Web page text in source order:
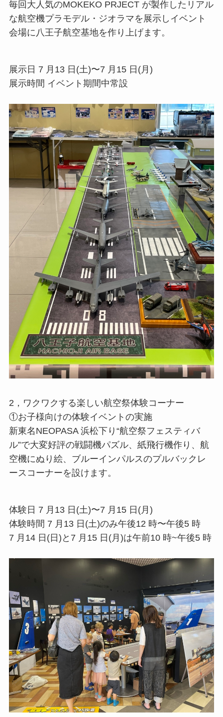
毎回⼤⼈気のMOKEKO PRJECT が製作したリアル
な航空機プラモデル・ジオラマを展⽰しイベント
会場に⼋王⼦航空基地を作り上げます。
展⽰⽇ 7 ⽉13 ⽇(⼟)〜7 ⽉15 ⽇(⽉)
展⽰時間 イベント期間中常設
2，ワクワクする楽しい航空祭体験コーナー
①お⼦様向けの体験イベントの実施
新東名NEOPASA 浜松下り“航空祭フェスティバ
ル”で⼤変好評の戦闘機パズル、紙⾶⾏機作り、航
空機にぬり絵、ブルーインパルスのプルバックレ
ースコーナーを設けます。
体験⽇ 7 ⽉13 ⽇(⼟)〜7 ⽉15 ⽇(⽉)
体験時間 7 ⽉13 ⽇(⼟)のみ午後12 時〜午後5 時
7 ⽉14 ⽇(⽇)と7 ⽉15 ⽇(⽉)は午前10 時~午後5 時